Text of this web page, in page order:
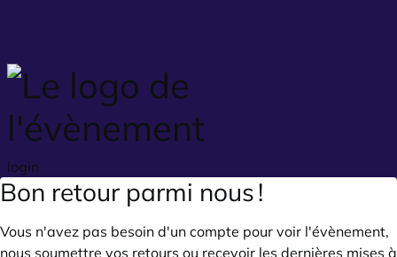
login
Bon retour parmi nous !
Vous n'avez pas besoin d'un compte pour voir l'évènement,
nous soumettre vos retours ou recevoir les dernières mises à